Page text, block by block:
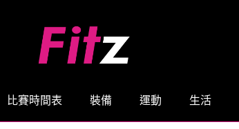
比賽時間表 裝備 運動 生活